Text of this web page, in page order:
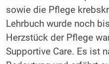
sowie die Pflege
Lehrbuch wurde noch
Herzstück der Pflege
Supportive Care. Es ist